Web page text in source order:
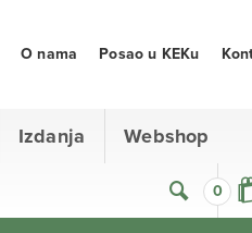
0
Izdanja Webshop
O nama Posao u KEKu